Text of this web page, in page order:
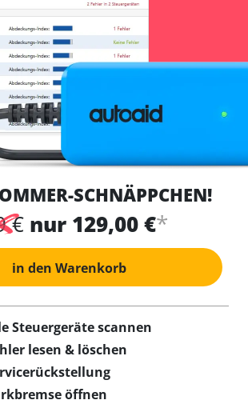
SCHNÄPPCHEN!
€ nur 129,00 €*
in den Warenkorb
Steuergeräte scannen
lesen & löschen
öffnen